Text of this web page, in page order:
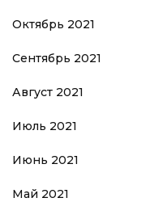
Октябрь 2021
Сентябрь 2021
Август 2021
Июль 2021
Июнь 2021
Май 2021